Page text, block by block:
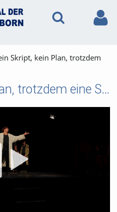
Skript, kein Plan, trotzdem
Kein Skript, kein Plan, trotzdem eine Show: Studio Spontan